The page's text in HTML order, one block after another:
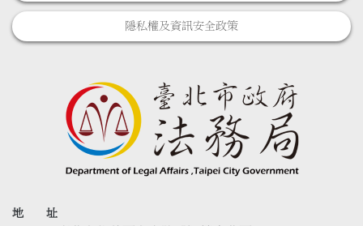
隱私權及資訊安全政策
地 址